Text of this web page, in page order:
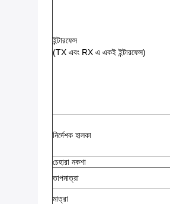
ইন্টারফেস
(TX এবং RX এ একই ইন্টারফেস)
নির্দেশক হালকা
চেহারা নকশা
তাপমাত্রা
মাত্রা